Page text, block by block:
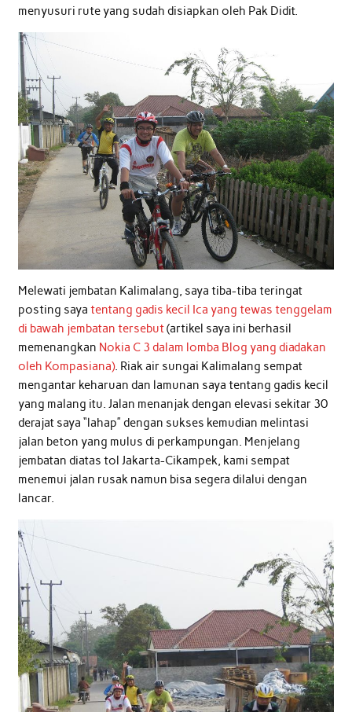
menyusuri rute yang sudah disiapkan oleh Pak Didit.
Melewati jembatan Kalimalang, saya tiba-tiba teringat
posting saya tentang gadis kecil Ica yang tewas tenggelam
di bawah jembatan tersebut(artikel saya ini berhasil
memenangkan Nokia C 3 dalam lomba Blog yang diadakan
oleh Kompasiana). Riak air sungai Kalimalang sempat
mengantar keharuan dan lamunan saya tentang gadis kecil
yang malang itu. Jalan menanjak dengan elevasi sekitar 30
derajat saya “lahap” dengan sukses kemudian melintasi
jalan beton yang mulus di perkampungan. Menjelang
jembatan diatas tol Jakarta-Cikampek, kami sempat
menemui jalan rusak namun bisa segera dilalui dengan
lancar.